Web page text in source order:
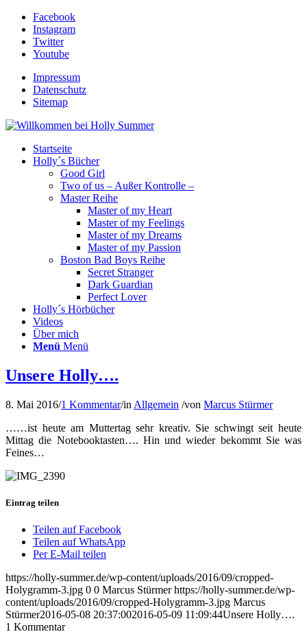
Facebook
Instagram
Twitter
Youtube
Impressum
Datenschutz
Sitemap
Startseite
Holly´s Bücher
Good Girl
Two of us – Außer Kontrolle –
Master Reihe
Master of my Heart
Master of my Feelings
Master of my Dreams
Master of my Passion
Boston Bad Boys Reihe
Secret Stranger
Dark Guardian
Perfect Lover
Holly´s Hörbücher
Videos
Über mich
Menü Menü
Unsere Holly….
8. Mai 2016/1 Kommentar/in Allgemein /von Marcus Stürmer
……ist heute am Muttertag sehr kreativ. Sie schwingt seit heute
Mittag die Notebooktasten…. Hin und wieder bekommt Sie was
Feines…
Eintrag teilen
Teilen auf Facebook
Teilen auf WhatsApp
Per E-Mail teilen
https://holly-summer.de/wp-content/uploads/2016/09/cropped-
Holygramm-3.jpg 0 0 Marcus Stürmer https://holly-summer.de/wp-
content/uploads/2016/09/cropped-Holygramm-3.jpg Marcus
Stürmer2016-05-08 20:37:002016-05-09 11:09:44Unsere Holly….
1 Kommentar